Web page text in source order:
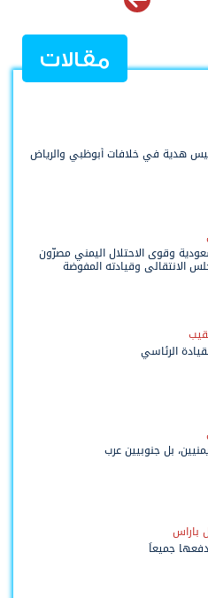
مقالات
هدية في خلافات أبوظبي والرياض
وقوى الاحتلال اليمني مصرّون
الانتقالي وقيادته المفوضة
الرئاسي
بل جنوبيين عرب
باراس
جميعاً